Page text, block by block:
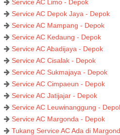
Service AC Limo - Depok
Service AC Depok Jaya - Depok
Service AC Mampang - Depok
Service AC Kedaung - Depok
Service AC Abadijaya - Depok
Service AC Cisalak - Depok
Service AC Sukmajaya - Depok
Service AC Cimpaeun - Depok
Service AC Jatijajar - Depok
Service AC Leuwinanggung -
Service AC Margonda - Depok
Tukang Service AC Ada di